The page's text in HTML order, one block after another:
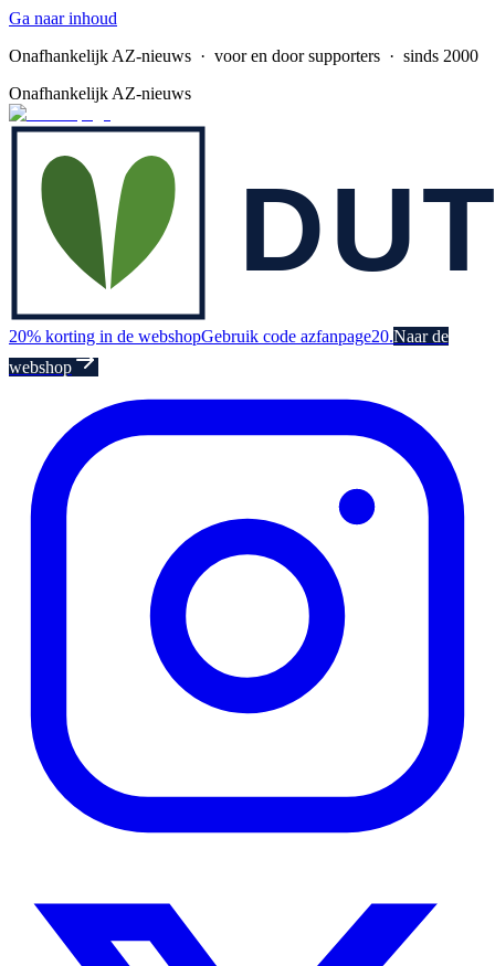
Ga naar inhoud
Onafhankelijk AZ-nieuws · voor en door supporters · sinds 2000
Onafhankelijk AZ-nieuws
20% korting in de webshopGebruik code azfanpage20.Naar de
webshop